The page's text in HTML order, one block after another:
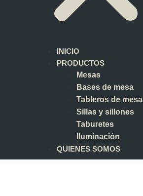
INICIO
PRODUCTOS
Mesas
Bases de mesa
Tableros de mesa
Sillas y sillones
Taburetes
Iluminación
QUIENES SOMOS